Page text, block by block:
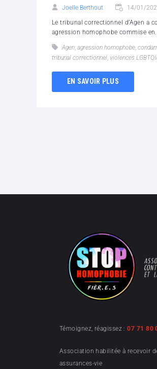
Joelle Berthout 14/01/
Le tribunal correctionnel d’Agen a
agression homophobe commise
Agen, agression homophobe,
tribunal correctionnel, violences
EN SAVOIR PLUS
Témoignez, réagissez :07 71 80
Association habilitée à recevoir
assurances-vie